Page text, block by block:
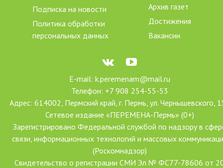
Подписка на новости
Политика обработки
персональных данных
Архив газет
Достижения
Вакансии
E-mail: k.peremenam@mail.ru
Телефон: +7 908 254-55-53
Адрес: 614002, Пермский край, г. Пермь, ул. Чернышевского,
Сетевое издание «ПЕРЕМЕНА-Пермь» (0+)
Зарегистрировано Федеральной службой по надзору в
связи, информационных технологий и массовых
(Роскомнадзор)
Свидетельство о регистрации СМИ Эл № ФС77-78606 от